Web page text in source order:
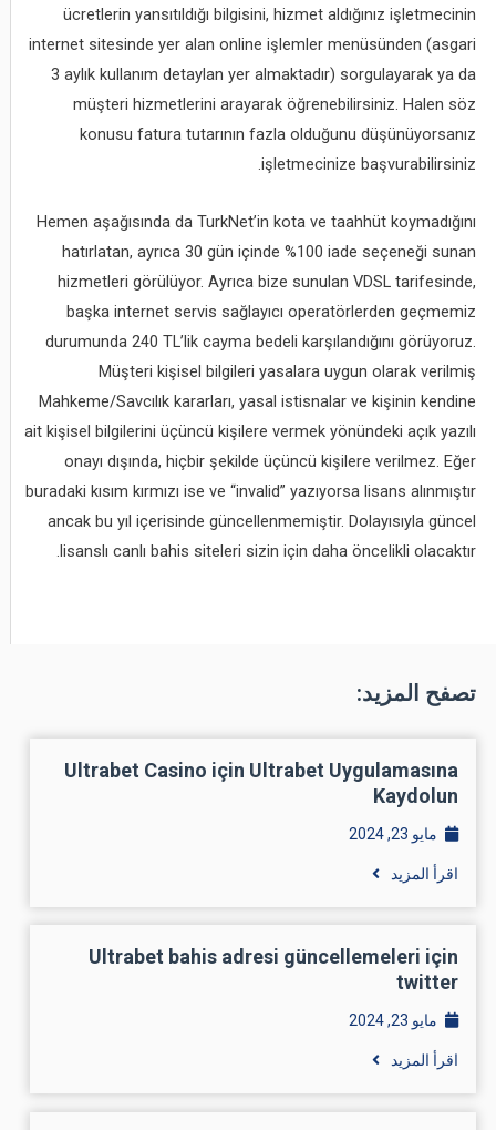
ücretlerin yansıtıldığı bilgisini, hizmet aldığınız işletmecinin
internet sitesinde yer alan online işlemler menüsünden (asgari
3 aylık kullanım detaylan yer almaktadır) sorgulayarak ya da
müşteri hizmetlerini arayarak öğrenebilirsiniz. Halen söz
konusu fatura tutarının fazla olduğunu düşünüyorsanız
işletmecinize başvurabilirsiniz.
Hemen aşağısında da TurkNet’in kota ve taahhüt koymadığını
hatırlatan, ayrıca 30 gün içinde %100 iade seçeneği sunan
hizmetleri görülüyor. Ayrıca bize sunulan VDSL tarifesinde,
başka internet servis sağlayıcı operatörlerden geçmemiz
durumunda 240 TL’lik cayma bedeli karşılandığını görüyoruz.
Müşteri kişisel bilgileri yasalara uygun olarak verilmiş
Mahkeme/Savcılık kararları, yasal istisnalar ve kişinin kendine
ait kişisel bilgilerini üçüncü kişilere vermek yönündeki açık yazılı
onayı dışında, hiçbir şekilde üçüncü kişilere verilmez. Eğer
buradaki kısım kırmızı ise ve “invalid” yazıyorsa lisans alınmıştır
ancak bu yıl içerisinde güncellenmemiştir. Dolayısıyla güncel
lisanslı canlı bahis siteleri sizin için daha öncelikli olacaktır.
تصفح المزيد:
Ultrabet Casino için Ultrabet Uygulamasına
Kaydolun
مايو 23, 2024
اقرأ المزيد
Ultrabet bahis adresi güncellemeleri için
twitter
مايو 23, 2024
اقرأ المزيد